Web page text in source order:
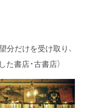
分だけを受け取り、
書店・古書店）